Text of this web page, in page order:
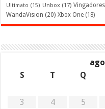
Ultimato (15) Unbox (17) Vingadores
WandaVision (20) Xbox One (18)
S
T Q
3
4 5